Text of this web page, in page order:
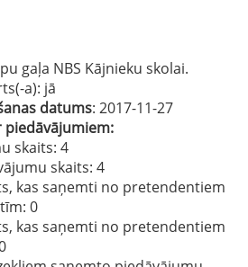
gaļa NBS Kājnieku skolai.
a): jā
datums: 2017-11-27
skaits: 4
skaits: 4
kas saņemti no pretendentiem
: 0
kas saņemti no pretendentiem